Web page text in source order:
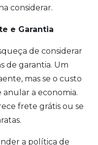
considerar.
e Garantia
de considerar
de garantia. Um
mas se o custo
a economia.
frete grátis ou se
a política de